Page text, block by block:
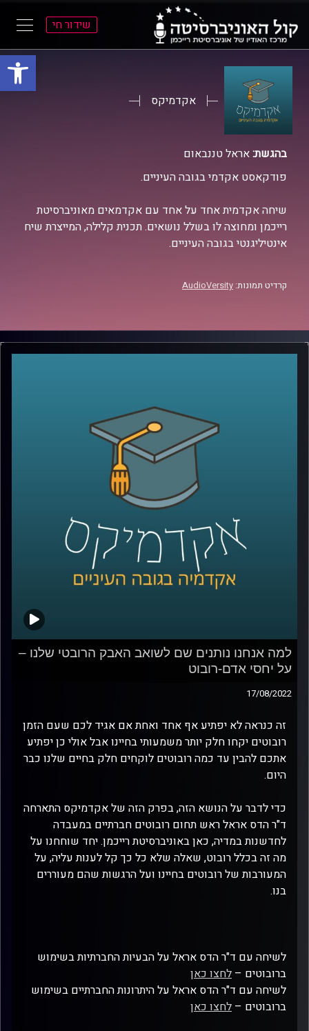
פתח
שידור חי
אקדמיקס
בהגשת:אראל טננבאום
פודקאסט אקדמי בגובה העיניים.
שיחה אקדמית אחד על אחד עם אקדמאים מאוניברסיטת
רייכמן ומחוצה לו בשלל נושאים. תכנית קלילה, המייצרת שיח
אינטיליגנטי בגובה העיניים.
קרדיט תמונות: AudioVersity
למה אנחנו נותנים שם לשואב האבק הרובטי שלנו –
על יחסי אדם-רובוט
17/08/2022
זה כנראה לא יפתיע אף אחד ואחת אם אגיד לכם שעם הזמן
רובוטים יקחו חלק יותר משמעותי בחיינו אבל אולי כן יפתיע
אתכם להבין עד כמה רובוטים לוקחים חלק בחיים שלנו כבר
היום.
כדי לדבר על הנושא הזה, בפרק הזה של אקדמיקס התארחה
ד"ר הדס אראל ראש תחום רובוטים חברתיים במעבדה
לחדשנות במדיה, כאן באוניברסיטת רייכמן. יחד שוחחנו על
מה זה בכלל רובוט, שאלה שלא כל כך קל לענות עליה, על
המעורבות של רובוטים בחיינו ועל הרגשות שהם מעוררים
בנו.
לשיחה עם ד"ר הדס אראל על הבעיות החברתיות בשימוש
ברובוטים – לחצו כאן
לשיחה עם ד"ר הדס אראל על היתרונות החברתיים בשימוש
ברובוטים – לחצו כאן